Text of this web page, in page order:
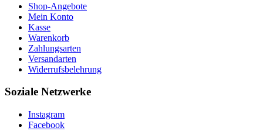
Shop-Angebote
Mein Konto
Kasse
Warenkorb
Zahlungsarten
Versandarten
Widerrufsbelehrung
Soziale Netzwerke
Instagram
Facebook